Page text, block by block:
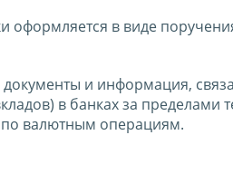
в виде
документы и информация,
в банках за
по валютным операциям.